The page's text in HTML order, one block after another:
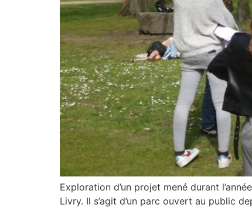
Exploration d’un projet mené durant
Livry. Il s’agit d’un parc ouvert au public